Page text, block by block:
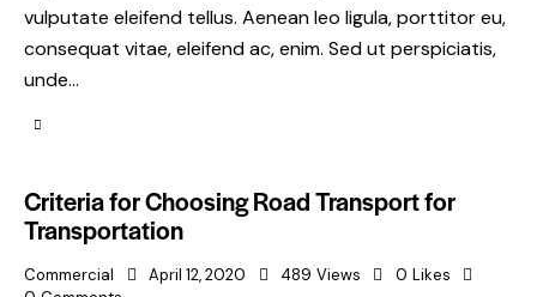
vulputate eleifend tellus. Aenean leo ligula, porttitor eu,
consequat vitae, eleifend ac, enim. Sed ut perspiciatis,
unde…
Criteria for Choosing Road Transport for
Transportation
Commercial April 12, 2020 489 Views 0 Likes